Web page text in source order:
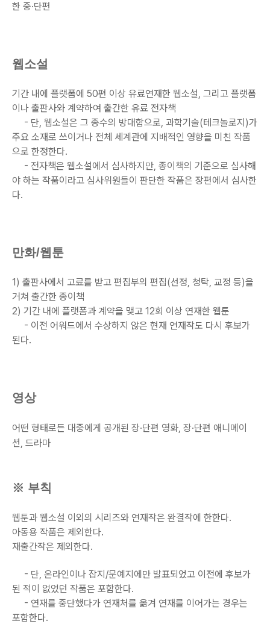
한 중·단편
웹소설
기간 내에 플랫폼에 50편 이상 유료연재한 웹소설, 그리고 플랫폼
이나 출판사와 계약하여 출간한 유료 전자책
- 단, 웹소설은 그 종수의 방대함으로, 과학기술(테크놀로지)가
주요 소재로 쓰이거나 전체 세계관에 지배적인 영향을 미친 작품
으로 한정한다.
- 전자책은 웹소설에서 심사하지만, 종이책의 기준으로 심사해
야 하는 작품이라고 심사위원들이 판단한 작품은 장편에서 심사한
다.
만화/웹툰
1) 출판사에서 고료를 받고 편집부의 편집(선정, 청탁, 교정 등)을
거쳐 출간한 종이책
2) 기간 내에 플랫폼과 계약을 맺고 12회 이상 연재한 웹툰
- 이전 어워드에서 수상하지 않은 현재 연재작도 다시 후보가
된다.
영상
어떤 형태로든 대중에게 공개된 장·단편 영화, 장·단편 애니메이
션, 드라마
※ 부칙
웹툰과 웹소설 이외의 시리즈와 연재작은 완결작에 한한다.
아동용 작품은 제외한다.
재출간작은 제외한다.
- 단, 온라인이나 잡지/문예지에만 발표되었고 이전에 후보가
된 적이 없었던 작품은 포함한다.
- 연재를 중단했다가 연재처를 옮겨 연재를 이어가는 경우는
포함한다.